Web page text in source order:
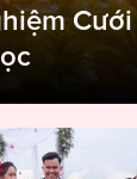
Cưới